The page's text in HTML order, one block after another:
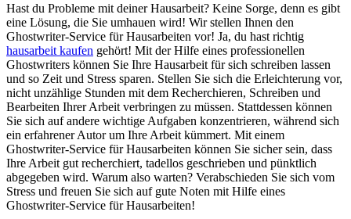
Hast du Probleme mit deiner Hausarbeit? Keine Sorge, denn es gibt
eine Lösung, die Sie umhauen wird! Wir stellen Ihnen den
Ghostwriter-Service für Hausarbeiten vor! Ja, du hast richtig
hausarbeit kaufen gehört! Mit der Hilfe eines professionellen
Ghostwriters können Sie Ihre Hausarbeit für sich schreiben lassen
und so Zeit und Stress sparen. Stellen Sie sich die Erleichterung vor,
nicht unzählige Stunden mit dem Recherchieren, Schreiben und
Bearbeiten Ihrer Arbeit verbringen zu müssen. Stattdessen können
Sie sich auf andere wichtige Aufgaben konzentrieren, während sich
ein erfahrener Autor um Ihre Arbeit kümmert. Mit einem
Ghostwriter-Service für Hausarbeiten können Sie sicher sein, dass
Ihre Arbeit gut recherchiert, tadellos geschrieben und pünktlich
abgegeben wird. Warum also warten? Verabschieden Sie sich vom
Stress und freuen Sie sich auf gute Noten mit Hilfe eines
Ghostwriter-Service für Hausarbeiten!